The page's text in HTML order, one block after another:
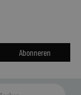
Abonneren